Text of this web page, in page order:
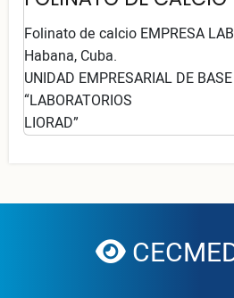
Folinato de calcio EMPRESA
Habana, Cuba.
UNIDAD EMPRESARIAL DE
“LABORATORIOS
LIORAD”
globe